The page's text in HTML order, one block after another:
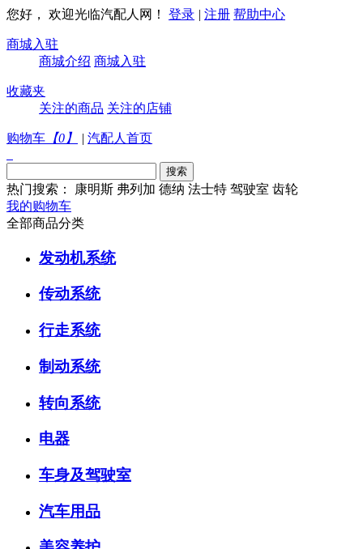
您好， 欢迎光临汽配人网！ 登录 | 注册 帮助中心
商城入驻
商城介绍 商城入驻
收藏夹
关注的商品 关注的店铺
购物车 【0 】 | 汽配人首页
热门搜索： 康明斯 弗列加 德纳 法士特 驾驶室 齿轮
我的购物车
全部商品分类
发动机系统
传动系统
行走系统
制动系统
转向系统
电器
车身及驾驶室
汽车用品